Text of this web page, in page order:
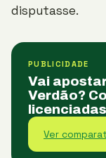
disputasse.
PUBLICIDADE
Vai
Verdão?
Ver